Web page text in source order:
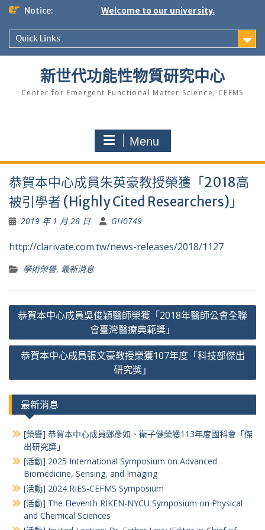
Skip
content
Notice: Welcome to our university.
Quick Links
新世代功能性物質研究中心
Center for Emergent Functional Matter Science, CEFMS
Menu
恭賀本中心成員朱英豪教授榮獲「2018高
被引學者 (Highly Cited Researchers)」
2019 年 1 月 28 日 GH0749
http://clarivate.com.tw/news-releases/2018/1127
學術榮譽, 最新消息
文
導
恭賀本中心成員吳俊穎醫師榮獲「2018年醫師公會全聯
會臺灣醫療典範獎」
恭賀本中心成員張文豪教授榮獲107年度「科技部傑出
研究獎​」
最新消息
[榮譽] 恭賀本中心成員鄭彥如、衛子健榮獲113年度國科會「傑
出研究獎」
[活動] 2025 International Symposium on Advanced
Biomedicine, Sensing, and Imaging
[活動] 2024 RIES-CEFMS Symposium
[活動] The Eleventh RIKEN-NYCU Symposium on Physical
and Chemical Sciences